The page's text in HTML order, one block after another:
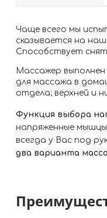
Чаще всего мы
сказывается на
Способствует
Массажер
для массажа в
отдела; верхней и
Функция выбора
напряженные
всегда у Вас под
два варианта